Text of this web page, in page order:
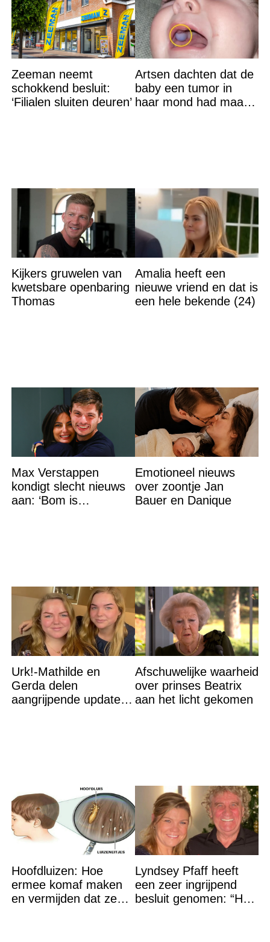
Zeeman neemt
schokkend besluit:
‘Filialen sluiten deuren’
Artsen dachten dat de
baby een tumor in
haar mond had maar
Kijkers gruwelen van
kwetsbare openbaring
Thomas
Amalia heeft een
nieuwe vriend en dat is
een hele bekende (24)
Max Verstappen
kondigt slecht nieuws
aan: ‘Bom is
Emotioneel nieuws
over zoontje Jan
Bauer en Danique
Urk!-Mathilde en
Gerda delen
aangrijpende update
Afschuwelijke waarheid
over prinses Beatrix
aan het licht gekomen
Hoofdluizen: Hoe
ermee komaf maken
en vermijden dat ze
Lyndsey Pfaff heeft
een zeer ingrijpend
besluit genomen: “Het